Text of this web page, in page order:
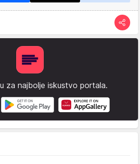
za najbolje iskustvo portala.